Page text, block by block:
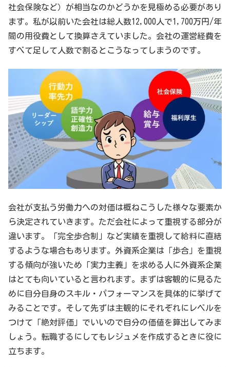
社会保険など）が相当なのかどうかを見極める必要があり
ます。私が以前いた会社は総人数12,000人で1,700万円/年
間の用役費として換算さえていました。会社の運営経費を
すべて足して人数で割るとこうなってしまうのです。
会社が支払う労働力への対価は概ねこうした様々な要素か
ら決定されていきます。ただ会社によって重視する部分が
違います。「完全歩合制」など実績を重視して給料に直結
するような場合もあります。外資系企業は「歩合」を重視
する傾向が強いため「実力主義」を求める人に外資系企業
はとても向いていると言われます。まずは客観的に見るた
めに自分自身のスキル・パフォーマンスを具体的に挙げて
みることです。そして先ずは主観的にそれぞれにレベルを
つけて「絶対評価」でいいので自分の価値を算出してみま
しょう。転職するにしてもレジュメを作成するときに役に
立ちます。